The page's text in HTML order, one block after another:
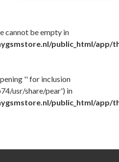
cannot be empty in
public_html/app/
'' for inclusion
usr/share/pear') in
public_html/app/